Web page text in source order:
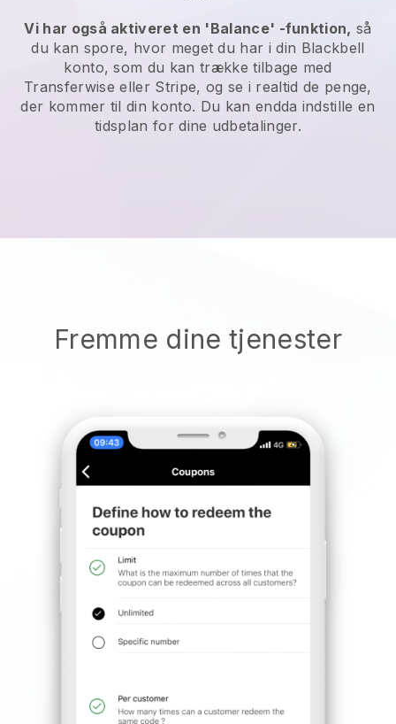
Vi har også aktiveret en 'Balance' -funktion, så
du kan spore, hvor meget du har i din Blackbell
konto, som du kan trække tilbage med
Transferwise eller Stripe, og se i realtid de penge,
der kommer til din konto. Du kan endda indstille en
tidsplan for dine udbetalinger.
Fremme dine tjenester